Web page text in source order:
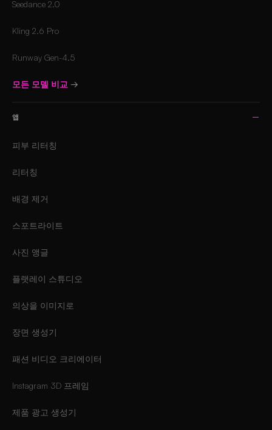
Seedance 2.0
Kling 2.6 Pro
Runway Gen-4.5
모든 모델 비교 →
앱
피부 리터칭
리터칭
배경 제거
스포트라이트
사진 앵글
플랫레이 스튜디오
의상을 이미지로
장면 생성기
패션 비디오 크리에이터
Instagram 3D 프레임
제품 광고 생성기